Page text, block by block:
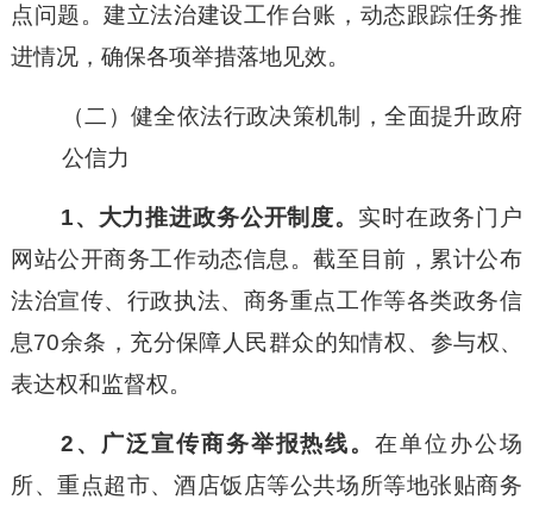
点问题。建立法治建设工作台账，动态跟踪任务推
进情况，确保各项举措落地见效。
（二）健全依法行政决策机制，全面提升政府
公信力
1、大力推进政务公开制度。 实时在政务门户
网站公开商务工作动态信息。截至目前，累计公布
法治宣传、行政执法、商务重点工作等各类政务信
息70余条，充分保障人民群众的知情权、参与权、
表达权和监督权。
2、广泛宣传商务举报热线。在单位办公场
所、重点超市、酒店饭店等公共场所等地张贴商务